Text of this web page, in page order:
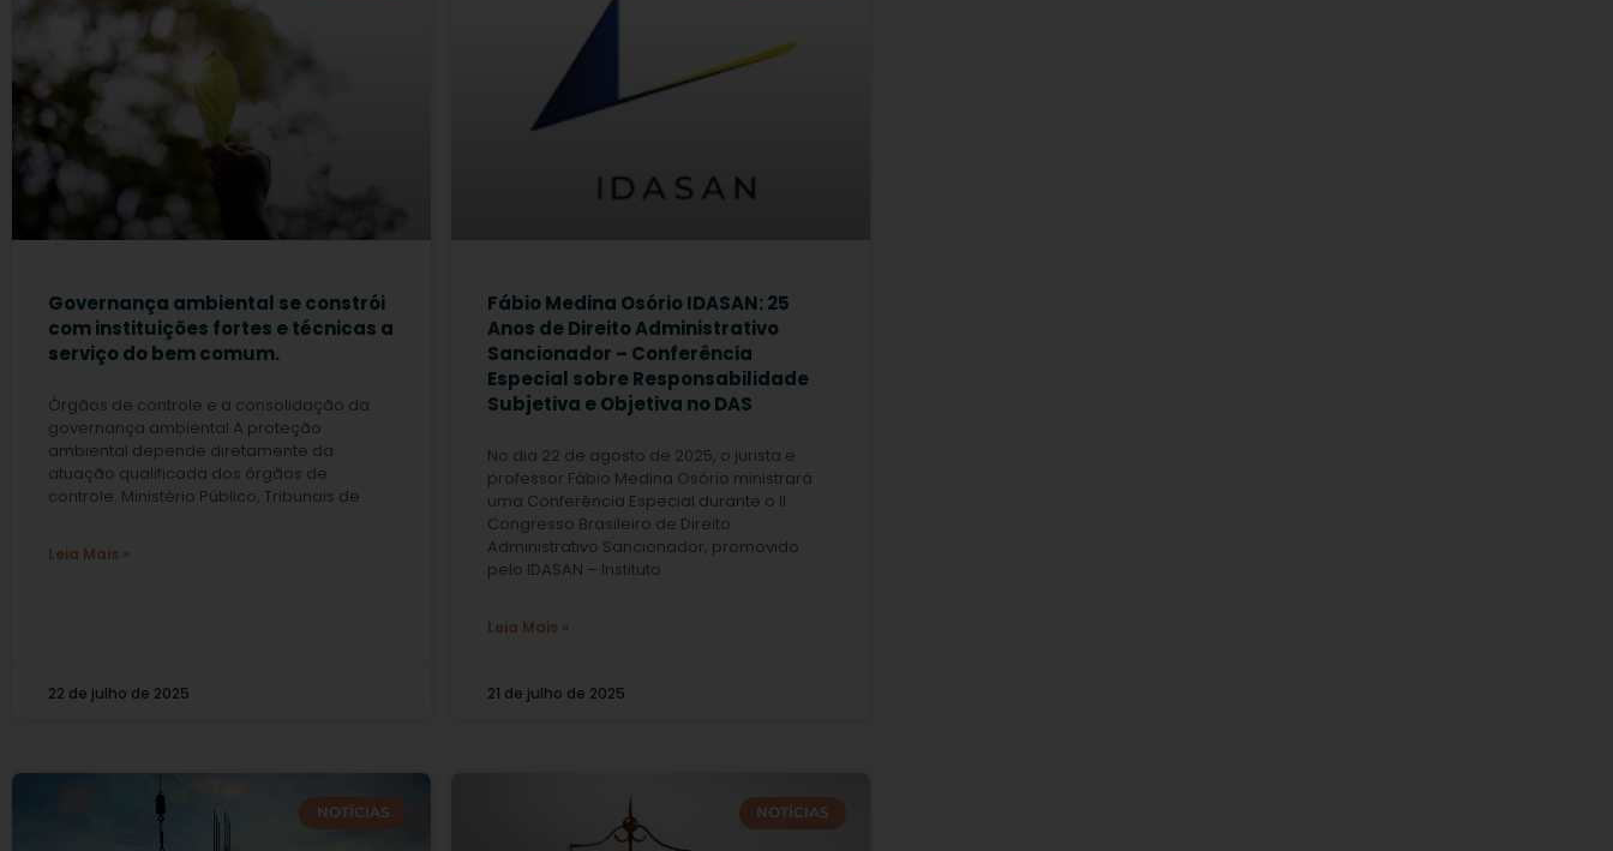
Governança ambiental se constrói
com instituições fortes e técnicas a
serviço do bem comum.
Órgãos de controle e a consolidação da
governança ambiental A proteção
ambiental depende diretamente da
atuação qualificada dos órgãos de
controle. Ministério Público, Tribunais de
Leia Mais »
22 de julho de 2025
Fábio Medina Osório IDASAN: 25
Anos de Direito Administrativo
Sancionador – Conferência
Especial sobre Responsabilidade
Subjetiva e Objetiva no DAS
No dia 22 de agosto de 2025, o jurista e
professor Fábio Medina Osório ministrará
uma Conferência Especial durante o II
Congresso Brasileiro de Direito
Administrativo Sancionador, promovido
pelo IDASAN – Instituto
Leia Mais »
21 de julho de 2025
NOTÍCIAS NOTÍCIAS